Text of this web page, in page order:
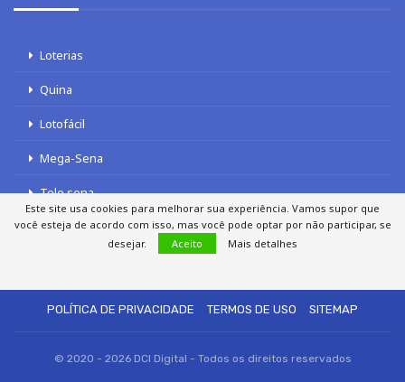
Loterias
Quina
Lotofácil
Mega-Sena
Tele sena
POLÍTICA DE PRIVACIDADE
TERMOS DE USO SITEMAP
© 2020 - 2026 DCI Digital - Todos os direitos reservados
Este site usa cookies para melhorar sua experiência. Vamos supor que
você esteja de acordo com isso, mas você pode optar por não participar, se
desejar.
Aceito Mais detalhes